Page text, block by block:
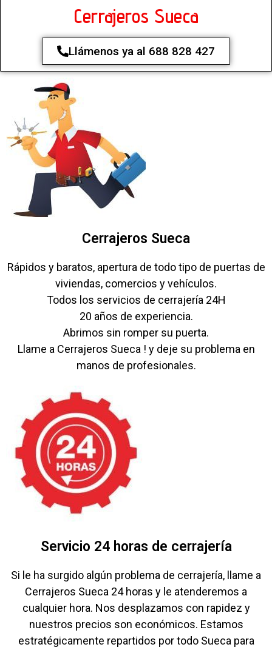
Cerrajeros Sueca
Llámenos ya al 688 828 427
Cerrajeros Sueca
Rápidos y baratos, apertura de todo tipo de puertas de
viviendas, comercios y vehículos.
Todos los servicios de cerrajería 24H
20 años de experiencia.
Abrimos sin romper su puerta.
Llame a Cerrajeros Sueca ! y deje su problema en
manos de profesionales.
Servicio 24 horas de cerrajería
Si le ha surgido algún problema de cerrajería, llame a
Cerrajeros Sueca 24 horas y le atenderemos a
cualquier hora. Nos desplazamos con rapidez y
nuestros precios son económicos. Estamos
estratégicamente repartidos por todo Sueca para